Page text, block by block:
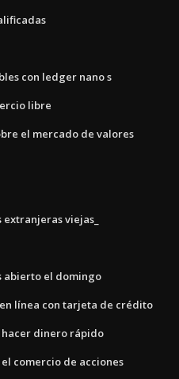
con ledger nano s
libre
el mercado de valores
viejas_
abierto el domingo
línea con tarjeta de crédito
dinero rápido
comercio de acciones